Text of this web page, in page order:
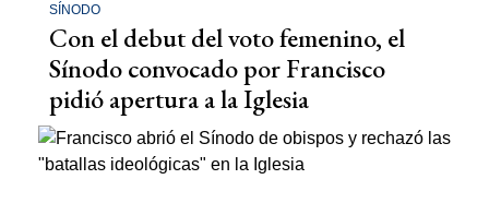
SÍNODO
Con el debut del voto femenino, el
Sínodo convocado por Francisco
pidió apertura a la Iglesia